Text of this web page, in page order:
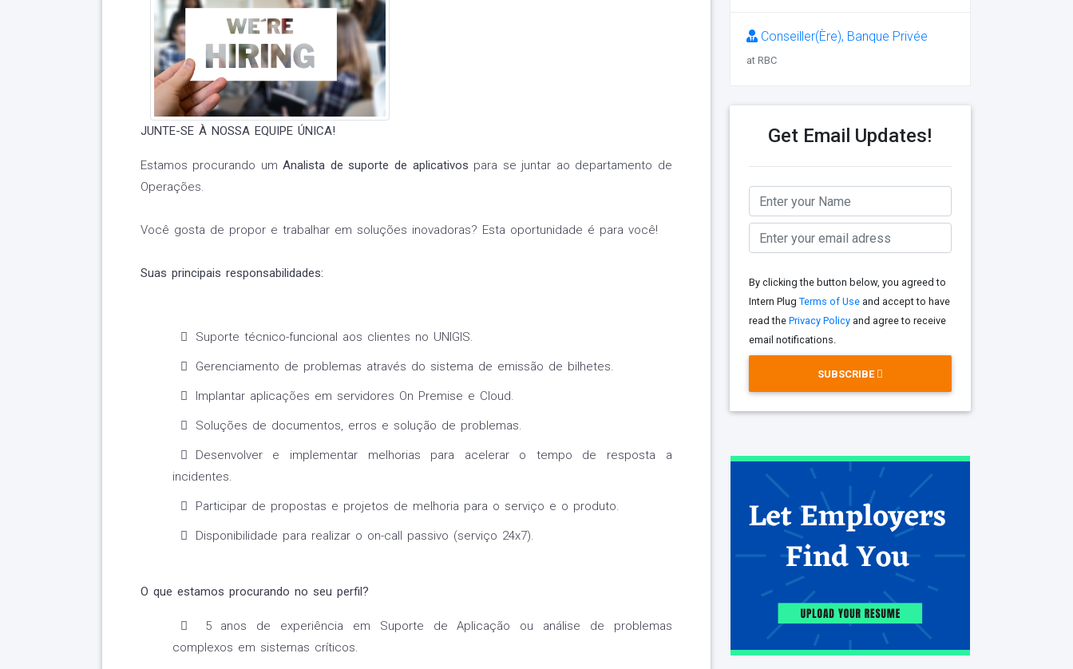
JUNTE-SE À NOSSA EQUIPE ÚNICA!
Estamos procurando umAnalista de suporte de aplicativos para se juntar ao departamento de
Operações.
Você gosta de propor e trabalhar em soluções inovadoras? Esta oportunidade é para você!
Suas principais responsabilidades:
Suporte técnico-funcional aos clientes no UNIGIS.
Gerenciamento de problemas através do sistema de emissão de bilhetes.
Implantar aplicações em servidores On Premise e Cloud.
Soluções de documentos, erros e solução de problemas.
Desenvolver e implementar melhorias para acelerar o tempo de resposta a
incidentes.
Participar de propostas e projetos de melhoria para o serviço e o produto.
Disponibilidade para realizar o on-call passivo (serviço 24x7).
O que estamos procurando no seu perfil?
5 anos de experiência em Suporte de Aplicação ou análise de problemas
complexos em sistemas críticos.
Conseiller(Ère), Banque Privée
at RBC
Get Email Updates!
By clicking the button below, you agreed to
Intern Plug Terms of Useand accept to have
read the Privacy Policyand agree to receive
email notifications.
SUBSCRIBE